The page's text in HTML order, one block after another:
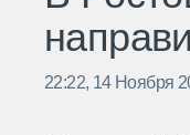
22:22, 14 Ноября